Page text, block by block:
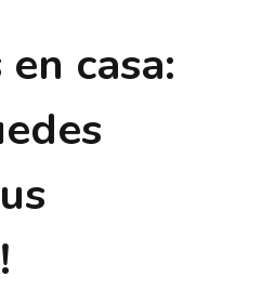
casa: